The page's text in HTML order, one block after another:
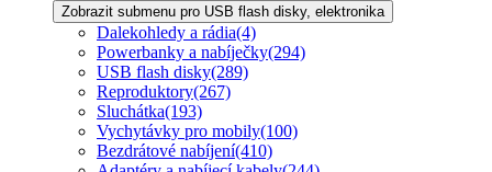
Zobrazit submenu pro USB flash disky, elektronika
Dalekohledy a rádia(4)
Powerbanky a nabíječky(294)
USB flash disky(289)
Reproduktory(267)
Sluchátka(193)
Vychytávky pro mobily(100)
Bezdrátové nabíjení(410)